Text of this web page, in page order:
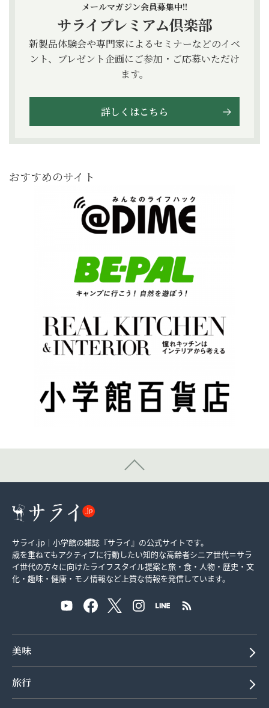
メールマガジン会員募集中!!
サライプレミアム倶楽部
新製品体験会や専門家によるセミナーなどのイベ
ント、プレゼント企画にご参加・ご応募いただけ
ます。
詳しくはこちら
おすすめのサイト
サライ.jp｜小学館の雑誌『サライ』の公式サイトです。
歳を重ねてもアクティブに行動したい知的な高齢者シニア世代＝サラ
イ世代の方々に向けたライフスタイル提案と旅・食・人物・歴史・文
化・趣味・健康・モノ情報など上質な情報を発信しています。
美味
旅行